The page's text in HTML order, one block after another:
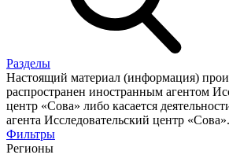
Разделы
Настоящий материал (информация)
распространен иностранным агентом
центр «Сова» либо касается
агента Исследовательский центр «Сова».
Фильтры
Регионы